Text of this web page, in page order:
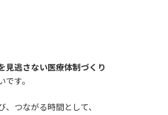
見逃さない医療体制づくり
す。
、つながる時間として、